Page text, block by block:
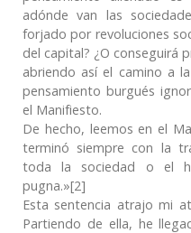
adónde van las
forjado por revoluciones
del capital? ¿O conseguirá
abriendo así el camino a
pensamiento burgués
el Manifiesto.
De hecho, leemos en el
terminó siempre con la
toda la sociedad o el
pugna.»[2]
Esta sentencia atrajo mi
Partiendo de ella, he